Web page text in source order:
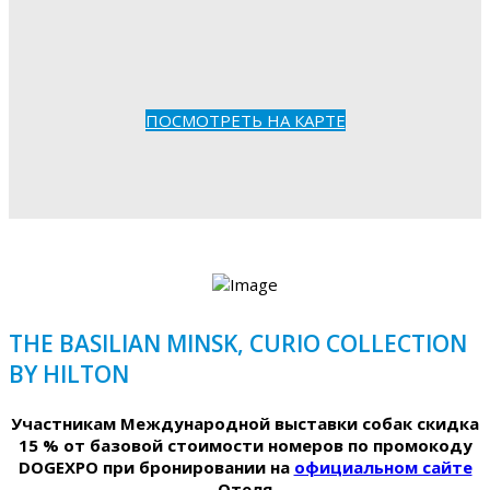
ПОСМОТРЕТЬ НА КАРТЕ
THE BASILIAN MINSK, CURIO COLLECTION
BY HILTON
Участникам Международной выставки собак скидка
15 % от базовой стоимости номеров по промокоду
DOGEXPO при бронировании на официальном сайте